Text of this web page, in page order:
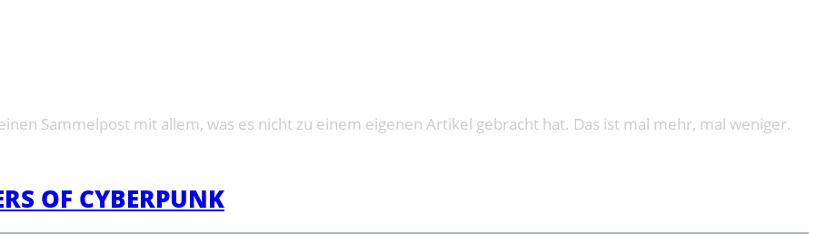
Sammelpost mit allem, was es nicht zu einem eigenen Artikel gebracht hat. Das ist mal mehr, mal weniger.
OF CYBERPUNK